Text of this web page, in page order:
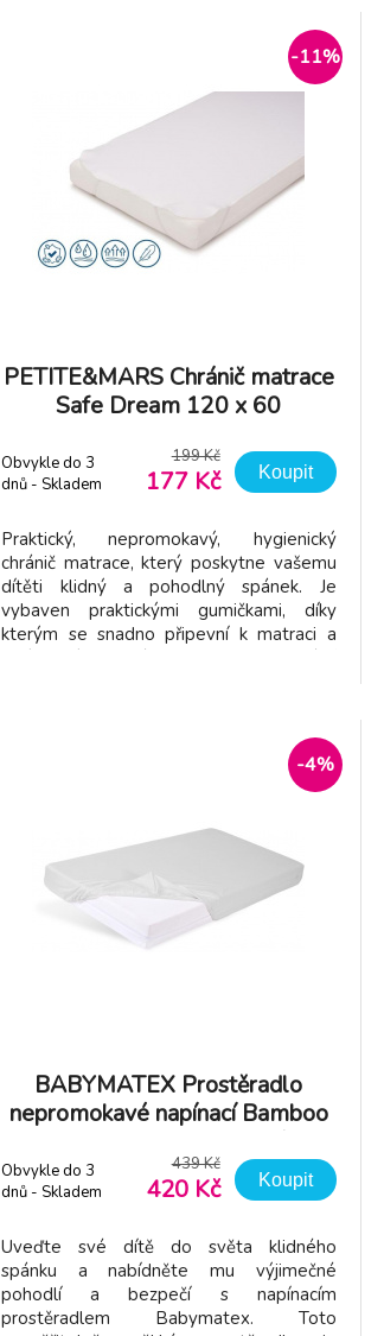
-11%
PETITE&MARS Chránič matrace
Safe Dream 120 x 60
Obvykle do 3
dnů - Skladem
199 Kč
177 Kč Koupit
Praktický, nepromokavý, hygienický
chránič matrace, který poskytne vašemu
dítěti klidný a pohodlný spánek. Je
vybaven praktickými gumičkami, díky
kterým se snadno připevní k matraci a
-4%
BABYMATEX Prostěradlo
nepromokavé napínací Bamboo
Obvykle do 3
dnů - Skladem
439 Kč
420 Kč Koupit
Uveďte své dítě do světa klidného
spánku a nabídněte mu výjimečné
pohodlí a bezpečí s napínacím
prostěradlem Babymatex. Toto